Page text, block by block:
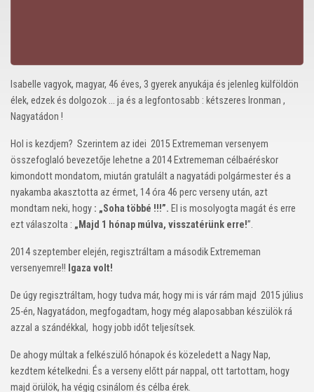
Isabelle vagyok, magyar, 46 éves, 3 gyerek anyukája és jelenleg külföldön
élek, edzek és dolgozok … ja és a legfontosabb : kétszeres Ironman ,
Nagyatádon !
Hol is kezdjem? Szerintem az idei 2015 Extrememan versenyem
összefoglaló bevezetője lehetne a 2014 Extrememan célbaéréskor
kimondott mondatom, miután gratulált a nagyatádi polgármester és a
nyakamba akasztotta az érmet, 14 óra 46 perc verseny után, azt
mondtam neki, hogy : „Soha többé !!!”. El is mosolyogta magát és erre
ezt válaszolta : „Majd 1 hónap múlva, visszatérünk erre!”.
2014 szeptember elején, regisztráltam a második Extrememan
versenyemre!! Igaza volt!
De úgy regisztráltam, hogy tudva már, hogy mi is vár rám majd 2015 július
25-én, Nagyatádon, megfogadtam, hogy még alaposabban készülök rá
azzal a szándékkal, hogy jobb időt teljesítsek.
De ahogy múltak a felkészülő hónapok és közeledett a Nagy Nap,
kezdtem kételkedni. És a verseny előtt pár nappal, ott tartottam, hogy
majd örülök, ha végig csinálom és célba érek.